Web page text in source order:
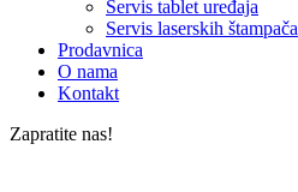
Servis tablet uređaja
Servis laserskih štampača
Prodavnica
O nama
Kontakt
Zapratite nas!